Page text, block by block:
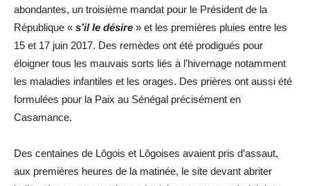
abondantes, un troisième mandat pour le Président de la
République « s’il le désire » et les premières pluies entre les
15 et 17 juin 2017. Des remèdes ont été prodigués pour
éloigner tous les mauvais sorts liés à l’hivernage notamment
les maladies infantiles et les orages. Des prières ont aussi été
formulées pour la Paix au Sénégal précisément en
Casamance.
Des centaines de Lôgois et Lôgoises avaient pris d’assaut,
aux premières heures de la matinée, le site devant abriter